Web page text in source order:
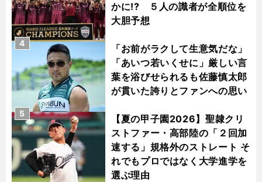
かに!? ５人の識者が全順位を
大胆予想
「お前がラクして生意気だな」
「あいつ若いくせに」厳しい言
葉を浴びせられるも佐藤慎太郎
が貫いた誇りとファンへの思い
4
【夏の甲子園2026】聖隷クリ
ストファー・高部陸の「２回加
速する」規格外のストレート そ
れでもプロではなく大学進学を
選ぶ理由
5